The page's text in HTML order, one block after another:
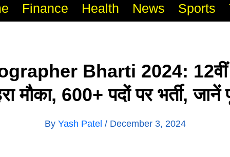
Finance Health News Sports
Bharti 2024: 12वीं
मौका, 600+ पदों पर भर्ती, जानें
By Yash Patel / December 3, 2024